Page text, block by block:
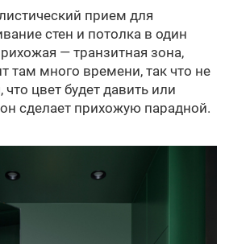
прием для
стен и потолка в один
— транзитная зона,
там много времени, так что не
что цвет будет давить или
сделает прихожую парадной.